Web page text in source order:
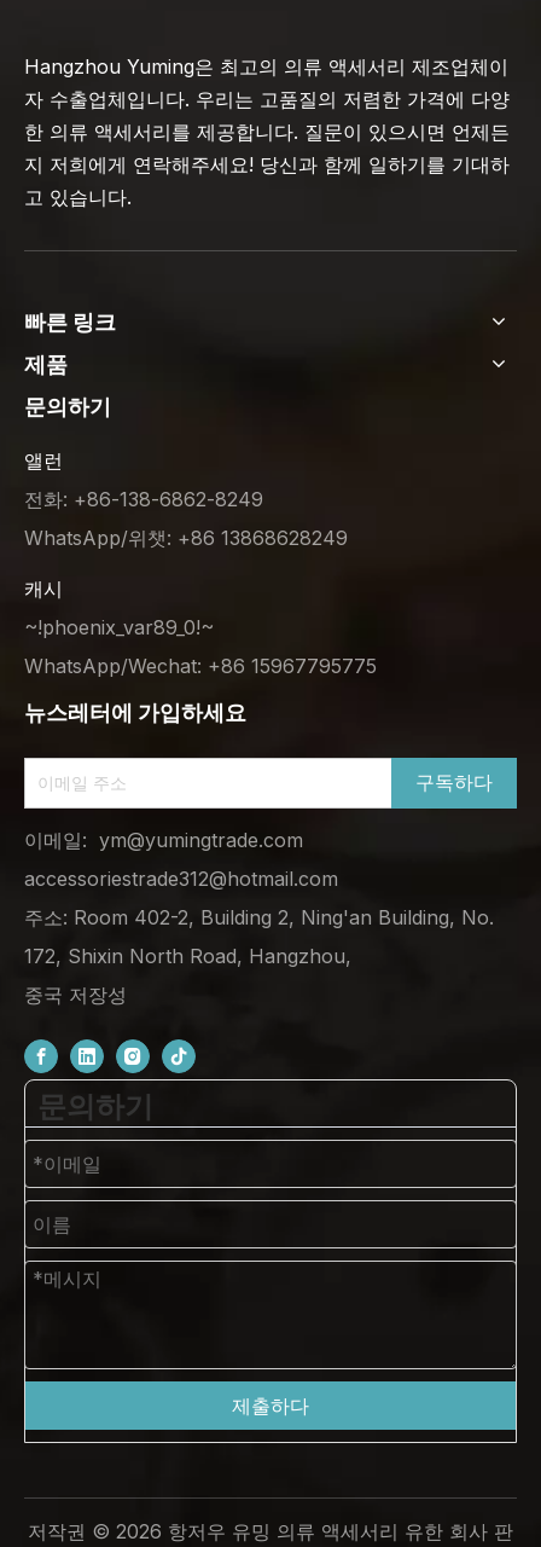
Hangzhou Yuming은 최고의 의류 액세서리 제조업체이
자 수출업체입니다. 우리는 고품질의 저렴한 가격에 다양
한 의류 액세서리를 제공합니다. 질문이 있으시면 언제든
지 저희에게 연락해주세요! 당신과 함께 일하기를 기대하
고 있습니다.
빠른 링크
제품
문의하기
앨런
전화: +86-138-6862-8249
WhatsApp/위챗: +86 13868628249
캐시
~!phoenix_var89_0!~
WhatsApp/Wechat: +86 15967795775
뉴스레터에 가입하세요
구독하다
이메일: ym@yumingtrade.com
accessoriestrade312@hotmail.com
주소: Room 402-2, Building 2, Ning'an Building, No.
172, Shixin North Road, Hangzhou,
중국 저장성
문의하기
제출하다
저작권 © 2026 항저우 유밍 의류 액세서리 유한 회사 판